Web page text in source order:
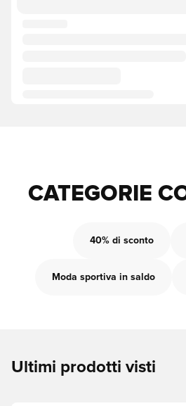
CATEGORIE
40% di sconto
Moda sportiva in saldo
Ultimi prodotti visti